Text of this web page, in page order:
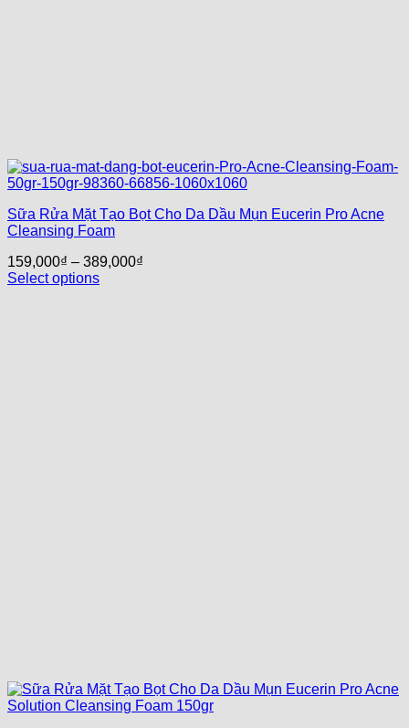
Sữa Rửa Mặt Tạo Bọt Cho Da Dầu Mụn Eucerin Pro Acne
Cleansing Foam
159,000₫ – 389,000₫
Select options